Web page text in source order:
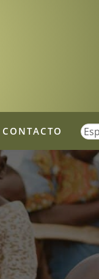
CONTACTO